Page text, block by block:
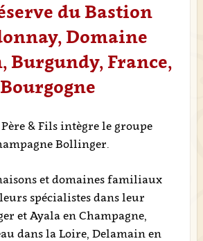
du Bastion
Domaine
Burgundy, France,
Bourgogne
Père & Fils intègre le groupe
Bollinger.
et domaines familiaux
spécialistes dans leur
et Ayala en Champagne,
dans la Loire, Delamain en